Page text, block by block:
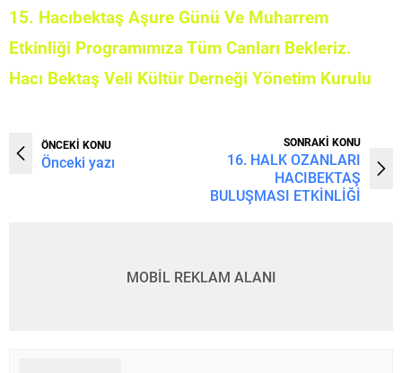
15. Hacıbektaş Aşure Günü Ve Muharrem
Etkinliği Programımıza Tüm Canları Bekleriz.
Hacı Bektaş Veli Kültür Derneği Yönetim Kurulu
ÖNCEKİ KONU
Önceki yazı
SONRAKİ KONU
16. HALK OZANLARI
HACIBEKTAŞ
BULUŞMASI ETKİNLİĞİ
MOBİL REKLAM ALANI